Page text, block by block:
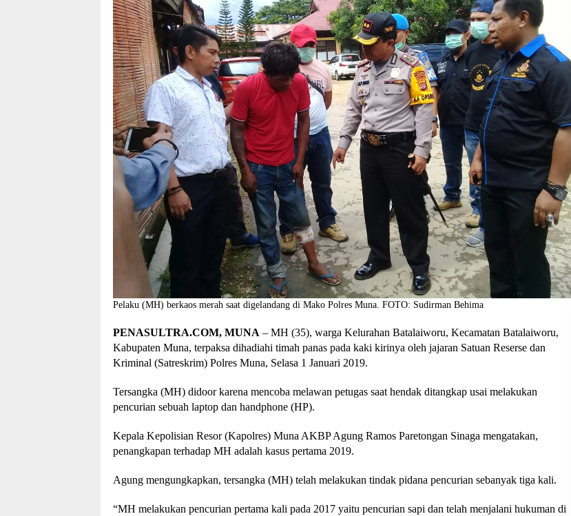
Pelaku (MH) berkaos merah saat digelandang di Mako Polres Muna. FOTO: Sudirman Behima
PENASULTRA.COM, MUNA– MH (35), warga Kelurahan Batalaiworu, Kecamatan Batalaiworu,
Kabupaten Muna, terpaksa dihadiahi timah panas pada kaki kirinya oleh jajaran Satuan Reserse dan
Kriminal (Satreskrim) Polres Muna, Selasa 1 Januari 2019.
Tersangka (MH) didoor karena mencoba melawan petugas saat hendak ditangkap usai melakukan
pencurian sebuah laptop dan handphone (HP).
Kepala Kepolisian Resor (Kapolres) Muna AKBP Agung Ramos Paretongan Sinaga mengatakan,
penangkapan terhadap MH adalah kasus pertama 2019.
Agung mengungkapkan, tersangka (MH) telah melakukan tindak pidana pencurian sebanyak tiga kali.
“MH melakukan pencurian pertama kali pada 2017 yaitu pencurian sapi dan telah menjalani hukuman di